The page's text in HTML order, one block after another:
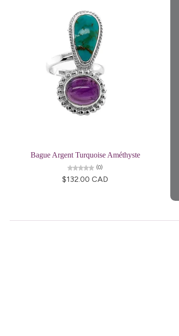
Bague Argent Turquoise Améthyste
(0)
$132.00 CAD